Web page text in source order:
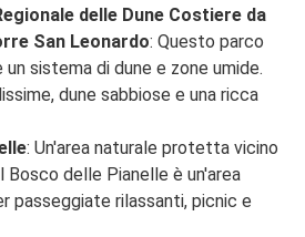
delle Dune Costiere da
San Leonardo: Questo parco
sistema di dune e zone umide.
dune sabbiose e una ricca
: Un'area naturale protetta vicino
Bosco delle Pianelle è un'area
passeggiate rilassanti, picnic e